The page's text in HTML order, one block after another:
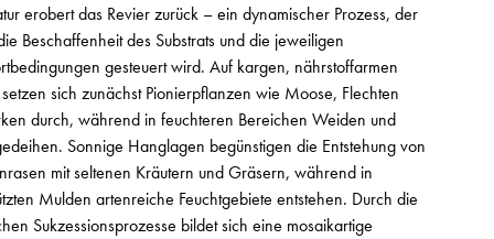
erobert das Revier zurück – ein dynamischer Prozess, der
Beschaffenheit des Substrats und die jeweiligen
gesteuert wird. Auf kargen, nährstoffarmen
sich zunächst Pionierpflanzen wie Moose, Flechten
durch, während in feuchteren Bereichen Weiden und
Sonnige Hanglagen begünstigen die Entstehung von
mit seltenen Kräutern und Gräsern, während in
Mulden artenreiche Feuchtgebiete entstehen. Durch die
Sukzessionsprozesse bildet sich eine mosaikartige